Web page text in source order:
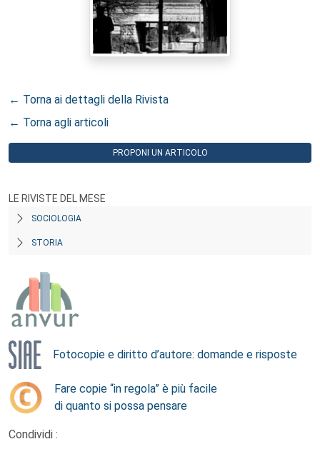
← Torna ai dettagli della Rivista
← Torna agli articoli
PROPONI UN ARTICOLO
LE RIVISTE DEL MESE
SOCIOLOGIA
STORIA
Fotocopie e diritto d’autore: domande e risposte
Fare copie “in regola” è più facile
di quanto si possa pensare
Condividi :